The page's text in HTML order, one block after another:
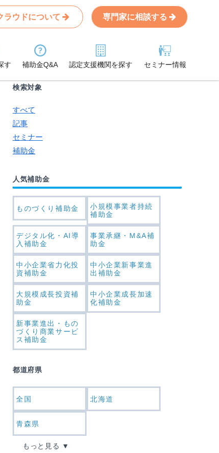
ラウドについて 専門家に相談する
す 補助金Q&A 認定支援機関を探す セミナー情報
･新サービス開発）
Search
条件から記事を探す
検索対象
すべて
記事
セミナー
補助金
人気補助金
ものづくり補助金
小規模事業者持続
補助金
デジタル化・AI導
入補助金
事業承継・M&A補
助金
中小企業省力化投
資補助金
中小企業新事業進
出補助金
大規模成長投資補
助金
中小企業成長加速
化補助金
新事業進出・もの
づくり商業サービ
ス補助金
都道府県
全国 北海道
青森県
もっと見る